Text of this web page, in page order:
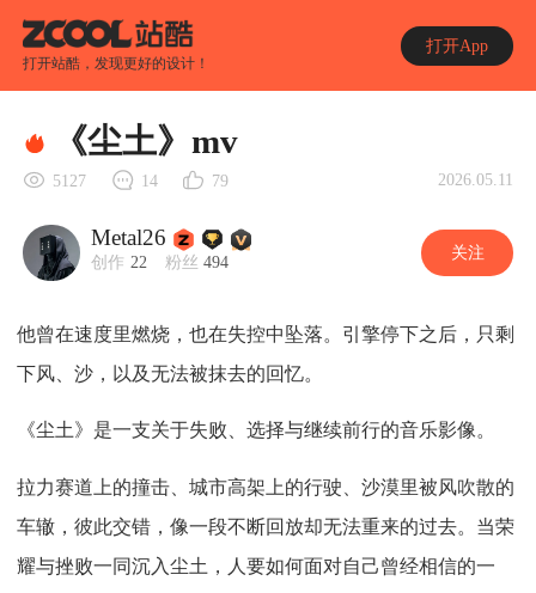
打开站酷，发现更好的设计！
打开App
《尘土》mv
5127 14 79 2026.05.11
Metal26
创作 22 粉丝 494 关注
他曾在速度里燃烧，也在失控中坠落。引擎停下之后，只剩
下风、沙，以及无法被抹去的回忆。
《尘土》是一支关于失败、选择与继续前行的音乐影像。
拉力赛道上的撞击、城市高架上的行驶、沙漠里被风吹散的
车辙，彼此交错，像一段不断回放却无法重来的过去。当荣
耀与挫败一同沉入尘土，人要如何面对自己曾经相信的一